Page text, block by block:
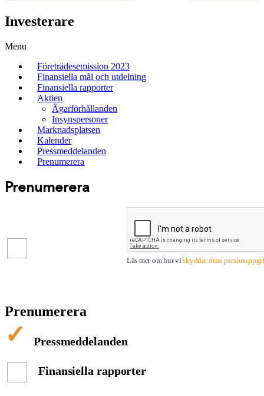
Investerare
Menu
Företrädesemission 2023
Finansiella mål och utdelning
Finansiella rapporter
Aktien
Ägarförhållanden
Insynspersoner
Marknadsplatsen
Kalender
Pressmeddelanden
Prenumerera
Prenumerera
Läs mer om hur viskyddar dina
Prenumerera
Pressmeddelanden
Finansiella rapporter